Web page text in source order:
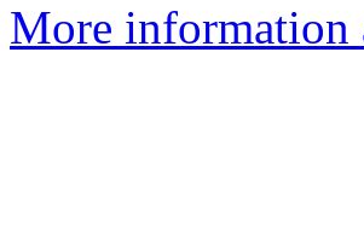
More information